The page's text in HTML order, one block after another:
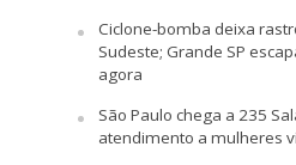
Ciclone-bomba deixa
Sudeste; Grande SP
agora
São Paulo chega a 235
atendimento a mulheres